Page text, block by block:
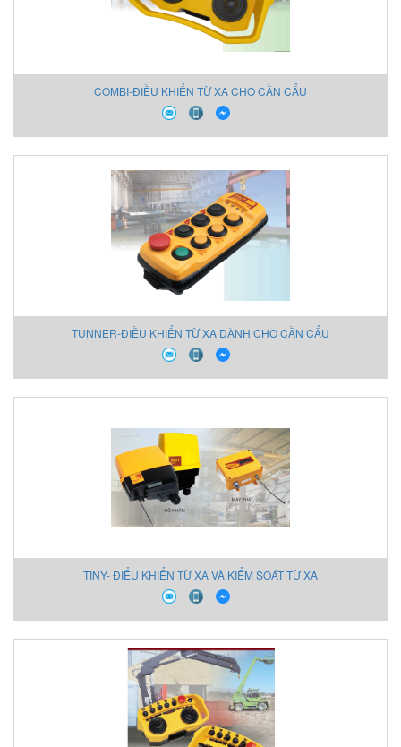
COMBI-ĐIỀU KHIỂN TỪ XA CHO CẦN CẨU
TUNNER-ĐIỀU KHIỂN TỪ XA DÀNH CHO CẦN CẨU
TINY- ĐIỂU KHIỂN TỪ XA VÀ KIỂM SOÁT TỪ XA